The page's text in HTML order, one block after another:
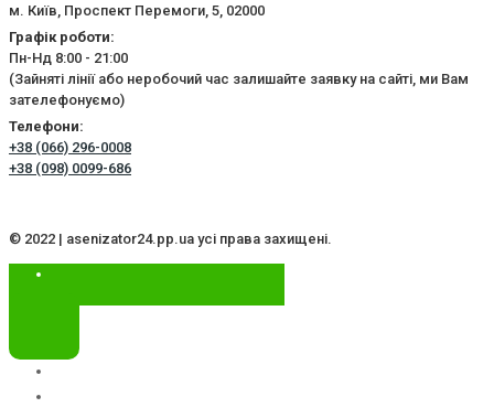
м. Київ, Проспект Перемоги, 5, 02000
Графік роботи:
Пн-Нд 8:00 - 21:00
(Зайняті лінії або неробочий час залишайте заявку на сайті, ми Вам
зателефонуємо)
Телефони:
+38 (066) 296-0008
+38 (098) 0099-686
© 2022 | asenizator24.pp.ua усі права захищені.